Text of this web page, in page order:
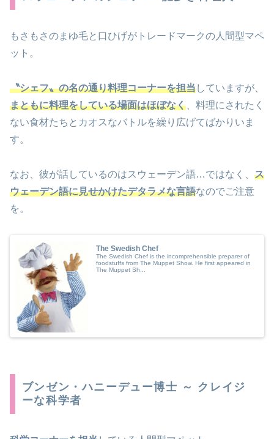
もさもさのまゆ毛と口ひげがトレードマークの人間型マペ
ット。
〝シェフ〟の名の通り料理コーナーを担当していますが、
まともに料理をしている場面はほぼなく 、料理にされたく
ない食材たちとカオスなバトルを繰り広げてばかりいま
す。
なお、彼が話しているのはスウェーデン語…ではなく、 ス
ウェーデン語に見せかけたデタラメな言語なのでご注意
を。
The Swedish Chef
The Swedish Chef is the incomprehensible preparer of
foodstuffs from The Muppet Show. He first appeared in
The Muppet Sh...
ブンゼン・ハニーデュー博士 ～ クレイジ
ーな科学者